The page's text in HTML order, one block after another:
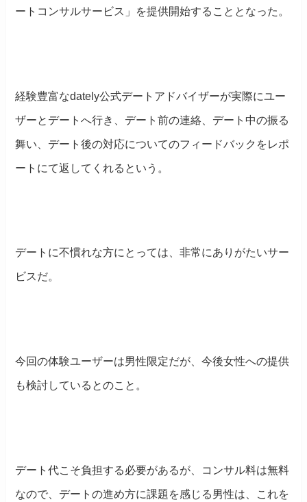
ートコンサルサービス」を提供開始することとなった。
経験豊富なdately公式デートアドバイザーが実際にユー
ザーとデートへ行き、デート前の連絡、デート中の振る
舞い、デート後の対応についてのフィードバックをレポ
ートにて返してくれるという。
デートに不慣れな方にとっては、非常にありがたいサー
ビスだ。
今回の体験ユーザーは男性限定だが、今後女性への提供
も検討しているとのこと。
デート代こそ負担する必要があるが、コンサル料は無料
なので、デートの進め方に課題を感じる男性は、これを